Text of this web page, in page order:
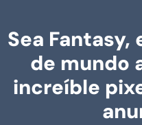
Sea Fantasy,
de mundo
increíble